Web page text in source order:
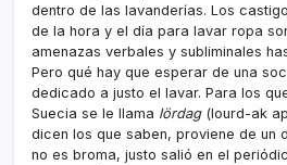
dentro de las lavanderí­as. Los
de la hora y el dí­a para lavar ropa
amenazas verbales y subliminales
Pero qué hay que esperar de una
dedicado a justo el lavar. Para los
Suecia se le llama lördag(lourd-ak
dicen los que saben, proviene de un
no es broma, justo salió en el